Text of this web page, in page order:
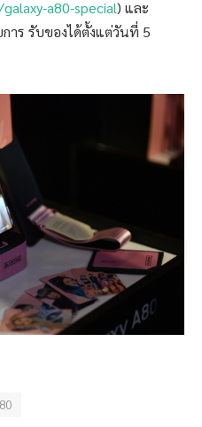
a80-special) และ
าร รับของได้ตั้งแต่วันที่ 5